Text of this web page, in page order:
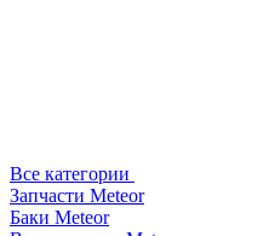
Все категории
Запчасти Meteor
Баки Meteor